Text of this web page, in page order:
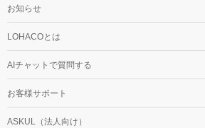
お知らせ
LOHACOとは
AIチャットで質問する
お客様サポート
ASKUL（法人向け）